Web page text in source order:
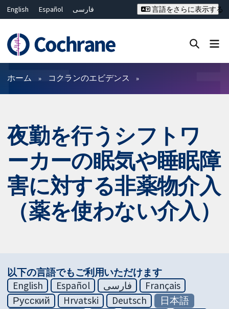
English Español
فارسی
Deutsch
Bahasa Malaysia
ไทย
繁體中文
简体中文
言語をさらに表示する
フィルター
ホーム コクランのエビデンス
夜勤を行うシフトワ
ーカーの眠気や睡眠障
害に対する非薬物介入
（薬を使わない介入）
以下の言語でもご利用いただけます
English
Español فارسی
Français
Русский
Hrvatski Deutsch
日本語